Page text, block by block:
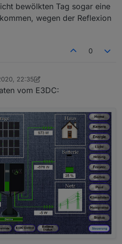
bewölkten Tag sogar eine
wegen der Reflexion
0
22:35
10. Apr. 2020, 19:24
vom E3DC: